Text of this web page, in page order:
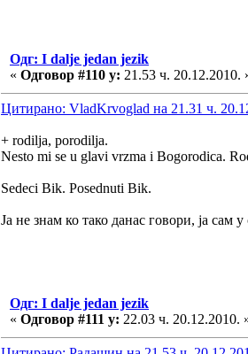
Одг: I dalje jedan jezik
« Одговор #110 у: 21.53 ч. 20.12.2010.
Цитирано: VladKrvoglad на 21.31 ч.
+ rodilja, porodilja.
Nesto mi se u glavi vrzma i Bogorodica.
Sedeci Bik. Posednuti Bik.
Ја не знам ко тако данас говори, ја сам
Одг: I dalje jedan jezik
« Одговор #111 у: 22.03 ч. 20.12.2010.